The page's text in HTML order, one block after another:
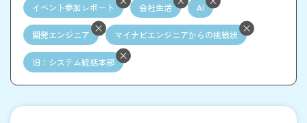
イベント参加レポート 会社生活 AI
開発エンジニア マイナビエンジニアからの挑戦状
旧：システム統括本部